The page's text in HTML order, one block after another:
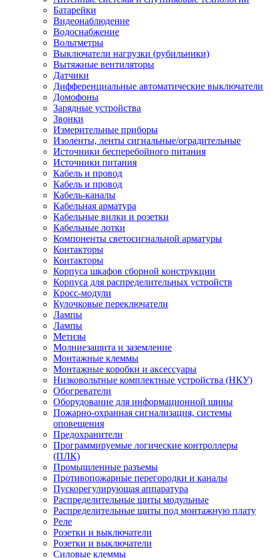
Батарейки
Видеонаблюдение
Водоснабжение
Вольтметры
Выключатели нагрузки (рубильники)
Вытяжные вентиляторы
Датчики
Дифференциальные автоматические выключатели
Домофоны
Зарядные устройства
Звонки
Измерительные приборы
Изоленты, ленты сигнальные/оградительные
Источники бесперебойного питания
Источники питания
Кабель и провод
Кабель и провод
Кабель-каналы
Кабельная арматура
Кабельные вилки и розетки
Кабельные лотки
Компоненты светосигнальной арматуры
Контакторы
Контакторы
Корпуса шкафов сборной конструкции
Корпуса для распределительных устройств
Кросс-модули
Кулочковые переключатели
Лампы
Лампы
Метизы
Молниезащита и заземление
Монтажные клеммы
Монтажные коробки и аксессуары
Низковольтные комплектные устройства (НКУ)
Обогреватели
Оборудование для информационной шины
Пожарно-охранная сигнализация, системы
оповещения
Предохранители
Программируемые логические контроллеры
(ПЛК)
Промышленные разъемы
Противопожарные перегородки и каналы
Пускорегулирующая аппаратура
Распределительные щиты модульные
Распределительные щиты под монтажную плату
Реле
Розетки и выключатели
Розетки и выключатели
Силовые клеммы